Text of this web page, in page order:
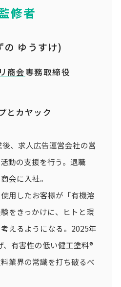
修者
の ゆうすけ)
商会専務取締役
とカヤック
、求人広告運営会社の営
動の支援を行う。退職
会に入社。
用したお客様が「有機溶
をきっかけに、ヒトと環
えるようになる。2025年
、有害性の低い健工塗料®
業界の常識を打ち破るべ